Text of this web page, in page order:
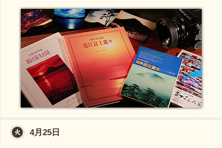
4月25日